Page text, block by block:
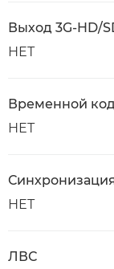
Выход 3G-HD/
НЕТ
Временной код
НЕТ
НЕТ
ЛВС